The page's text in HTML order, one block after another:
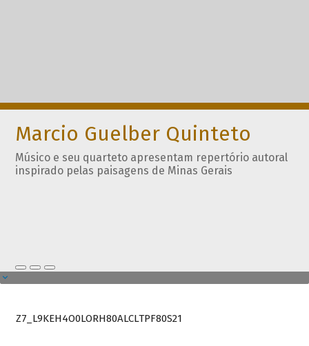
Marcio Guelber Quinteto
Músico e seu quarteto apresentam repertório autoral
inspirado pelas paisagens de Minas Gerais
Z7_L9KEH4O0LORH80ALCLTPF80S21